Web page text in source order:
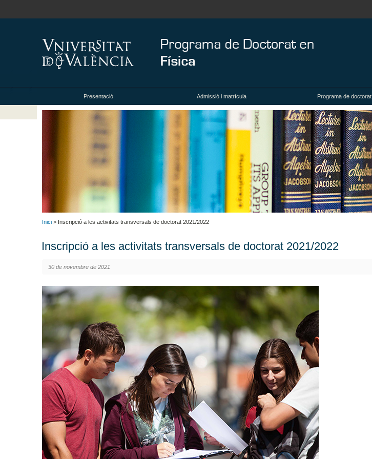
Presentació Admissió i matrícula Programa de doctorat
Inici > Inscripció a les activitats transversals de doctorat 2021/2022
Inscripció a les activitats transversals de doctorat 2021/2022
30 de novembre de 2021